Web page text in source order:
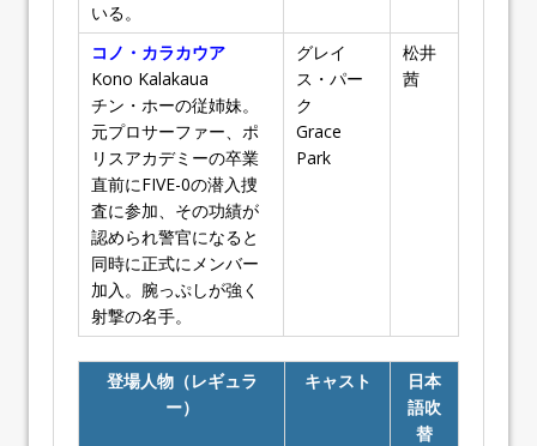
いる。
コノ・カラカウア
Kono Kalakaua
チン・ホーの従姉妹。
元プロサーファー、ポ
リスアカデミーの卒業
直前にFIVE-0の潜入捜
査に参加、その功績が
認められ警官になると
同時に正式にメンバー
加入。腕っぷしが強く
射撃の名手。
グレイ
ス・パー
ク
Grace
Park
松井
茜
登場人物（レギュラ
ー）
キャスト
日本
語吹
替